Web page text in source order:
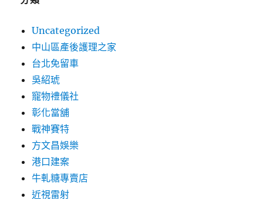
Uncategorized
中山區產後護理之家
台北免留車
吳紹琥
寵物禮儀社
彰化當舖
戰神賽特
方文昌娛樂
港口建案
牛軋糖專賣店
近視雷射